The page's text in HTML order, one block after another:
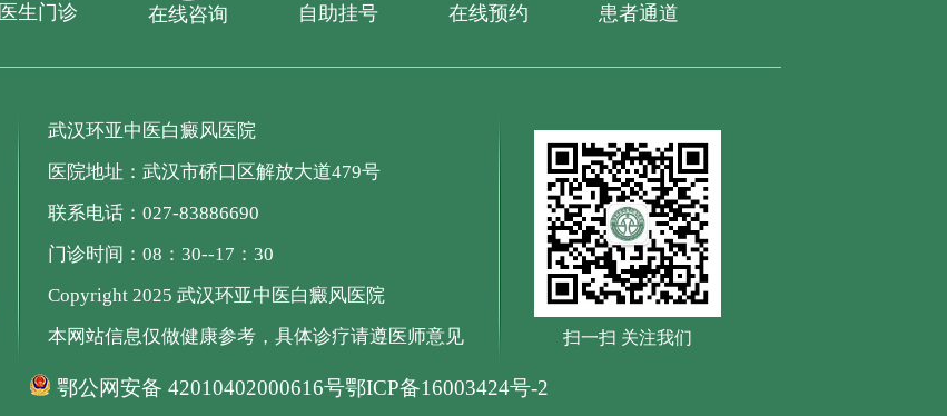
医生门诊 在线咨询 自助挂号 在线预约 患者通道
武汉环亚中医白癜风医院
医院地址：武汉市硚口区解放大道479号
联系电话：027-83886690
门诊时间：08：30--17：30
Copyright 2025 武汉环亚中医白癜风医院
本网站信息仅做健康参考，具体诊疗请遵医师意见
扫一扫 关注我们
鄂公网安备 42010402000616号鄂ICP备16003424号-2